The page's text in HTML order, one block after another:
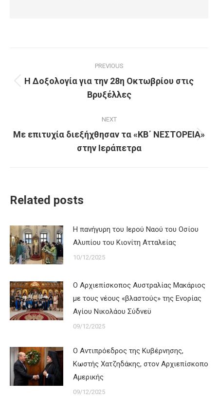
navigation
PREVIOUS
Previous
post:
Η Δοξολογία για την 28η Οκτωβρίου στις
Βρυξέλλες
NEXT
Next
post:
Με επιτυχία διεξήχθησαν τα «ΚΒ΄ ΝΕΣΤΟΡΕΙΑ»
στην Ιεράπετρα
Related posts
Η πανήγυρη του Ιερού Ναού του Οσίου
Αλυπίου του Κιονίτη Ατταλείας
10/12/2025
Ο Αρχιεπίσκοπος Αυστραλίας Μακάριος
με τους νέους «βλαστούς» της Ενορίας
Αγίου Νικολάου Σύδνεϋ
09/12/2025
Ο Αντιπρόεδρος της Κυβέρνησης,
Κωστής Χατζηδάκης, στον Αρχιεπίσκοπο
Αμερικής
09/12/2025